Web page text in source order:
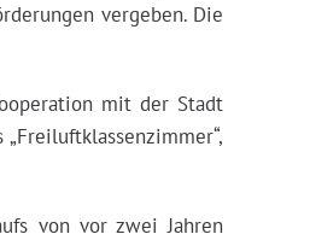
vergeben. Die
mit der Stadt
von vor zwei Jahren